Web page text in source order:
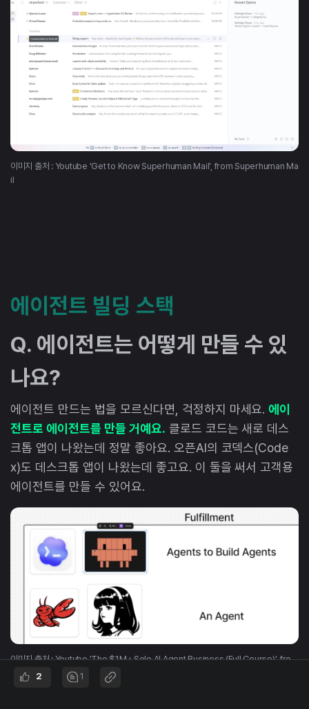
이미지 출처 : Youtube 'Get to Know Superhuman Mail', from Superhuman Ma
il
에이전트 빌딩 스택
Q. 에이전트는 어떻게 만들 수 있
나요?
에이전트 만드는 법을 모르신다면, 걱정하지 마세요. 에이
전트로 에이전트를 만들 거예요. 클로드 코드는 새로 데스
크톱 앱이 나왔는데 정말 좋아요. 오픈AI의 코덱스(Code
x)도 데스크톱 앱이 나왔는데 좋고요. 이 둘을 써서 고객용
에이전트를 만들 수 있어요.
이미지 출처 : Youtube 'The $1M+ Solo AI Agent Business (Full Course)', fro
m Greg Isenberg
2 1